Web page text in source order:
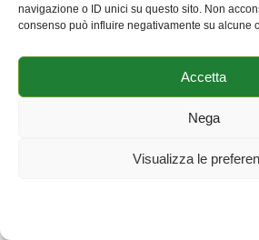
navigazione o ID unici su questo sito. Non
consenso può influire negativamente su alcune
Accetta
Nega
Visualizza le